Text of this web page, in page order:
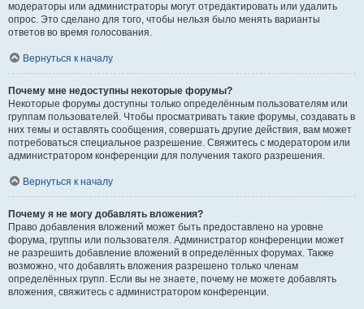
модераторы или администраторы могут отредактировать или удалить
опрос. Это сделано для того, чтобы нельзя было менять варианты
ответов во время голосования.
Вернуться к началу
Почему мне недоступны некоторые форумы?
Некоторые форумы доступны только определённым пользователям или
группам пользователей. Чтобы просматривать такие форумы, создавать в
них темы и оставлять сообщения, совершать другие действия, вам может
потребоваться специальное разрешение. Свяжитесь с модератором или
администратором конференции для получения такого разрешения.
Вернуться к началу
Почему я не могу добавлять вложения?
Право добавления вложений может быть предоставлено на уровне
форума, группы или пользователя. Администратор конференции может
не разрешить добавление вложений в определённых форумах. Также
возможно, что добавлять вложения разрешено только членам
определённых групп. Если вы не знаете, почему не можете добавлять
вложения, свяжитесь с администратором конференции.